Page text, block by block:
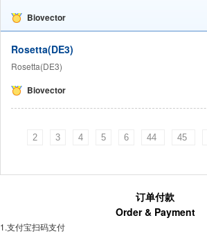
Biovector
Rosetta(DE3)
Rosetta(DE3)
Biovector
2 3 4 5 6 44 45
订单付款
Order & Payment
1.支付宝扫码支付